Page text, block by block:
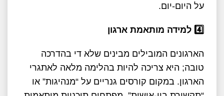
על היום-יום.
4️ למידה מותאמת ארגון
הארגונים המובילים מבינים שלא די בהדרכה
טובה; היא צריכה להיות בהלימה מלאה לאתגרי
הארגון. במקום קורסים גנריים על “מנהיגות” או